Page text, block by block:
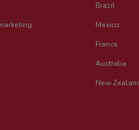
Brazil
Mexico
France
Australia
New